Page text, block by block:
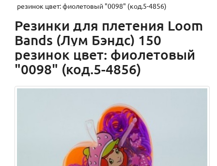
резинок цвет: фиолетовый "0098" (код.5-4856)
Резинки для плетения Loom
Bands (Лум Бэндс) 150
резинок цвет: фиолетовый
"0098" (код.5-4856)